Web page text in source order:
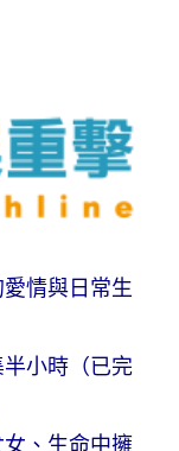
情與日常生
小時（已完
、生命中擁